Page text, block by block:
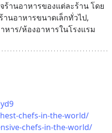
านอาหารของแต่ละร้าน โดย
นอาหารขนาดเล็กทั่วไป,
หาร/ห้องอาหารในโรงแรม
chefs-in-the-world/
chefs-in-the-world/